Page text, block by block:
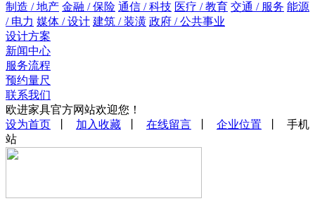
制造 / 地产 金融 / 保险 通信 / 科技 医疗 / 教育 交通 / 服务 能源
/ 电力 媒体 / 设计 建筑 / 装潢 政府 / 公共事业
设计方案
新闻中心
服务流程
预约量尺
联系我们
欧进家具官方网站欢迎您！
设为首页
加入收藏 在线留言 企业位置 丨 手机
站